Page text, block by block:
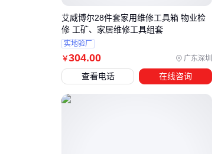
￥304.00 广东深圳
艾威博尔28件套家用维修工具箱 物业检
修 工矿、家居维修工具组套
实地验厂
查看电话 在线咨询